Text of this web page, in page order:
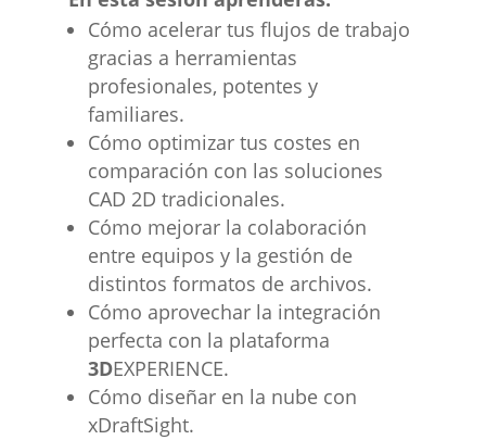
Cómo acelerar tus flujos de trabajo
gracias a herramientas
profesionales, potentes y
familiares.
Cómo optimizar tus costes en
comparación con las soluciones
CAD 2D tradicionales.
Cómo mejorar la colaboración
entre equipos y la gestión de
distintos formatos de archivos.
Cómo aprovechar la integración
perfecta con la plataforma
3DEXPERIENCE.
Cómo diseñar en la nube con
xDraftSight.